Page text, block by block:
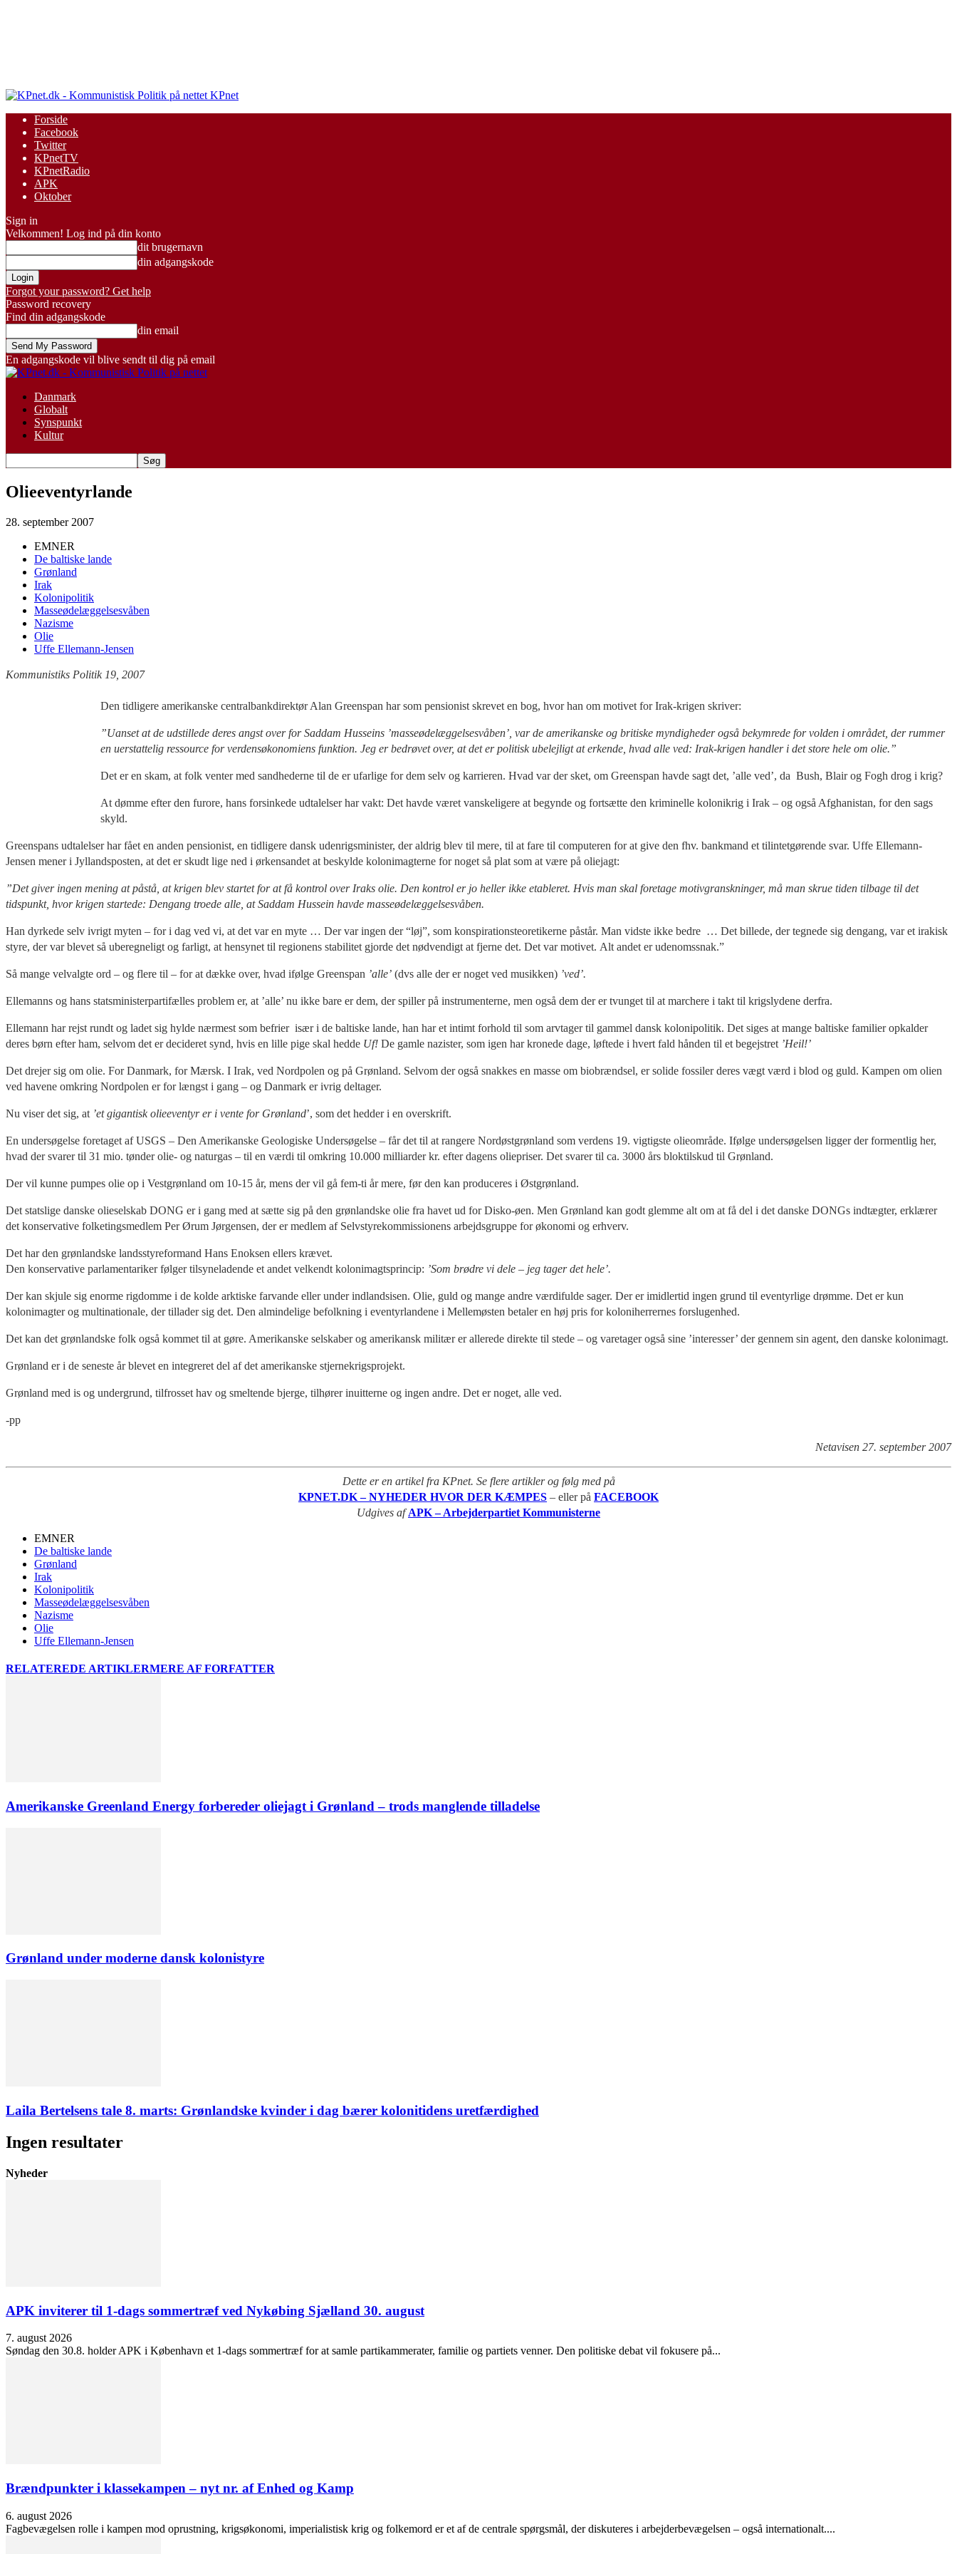
KPnet
Forside
Facebook
Twitter
KPnetTV
KPnetRadio
APK
Oktober
Sign in
Velkommen! Log ind på din konto
dit brugernavn
din adgangskode
Forgot your password? Get help
Password recovery
Find din adgangskode
din email
En adgangskode vil blive sendt til dig på email
Danmark
Globalt
Synspunkt
Kultur
Olieeventyrlande
28. september 2007
EMNER
De baltiske lande
Grønland
Irak
Kolonipolitik
Masseødelæggelsesvåben
Nazisme
Olie
Uffe Ellemann-Jensen
Kommunistiks Politik 19, 2007
Den tidligere amerikanske centralbankdirektør Alan Greenspan har som pensionist skrevet en bog, hvor han om motivet for Irak-krigen skriver:
”Uanset at de udstillede deres angst over for Saddam Husseins ’masseødelæggelsesvåben’, var de amerikanske og britiske myndigheder også bekymrede for volden i området, der rummer
en uerstattelig ressource for verdensøkonomiens funktion. Jeg er bedrøvet over, at det er politisk ubelejligt at erkende, hvad alle ved: Irak-krigen handler i det store hele om olie.”
Det er en skam, at folk venter med sandhederne til de er ufarlige for dem selv og karrieren. Hvad var der sket, om Greenspan havde sagt det, ’alle ved’, da Bush, Blair og Fogh drog i krig?
At dømme efter den furore, hans forsinkede udtalelser har vakt: Det havde været vanskeligere at begynde og fortsætte den kriminelle kolonikrig i Irak – og også Afghanistan, for den sags
skyld.
Greenspans udtalelser har fået en anden pensionist, en tidligere dansk udenrigsminister, der aldrig blev til mere, til at fare til computeren for at give den fhv. bankmand et tilintetgørende svar. Uffe Ellemann-
Jensen mener i Jyllandsposten, at det er skudt lige ned i ørkensandet at beskylde kolonimagterne for noget så plat som at være på oliejagt:
”Det giver ingen mening at påstå, at krigen blev startet for at få kontrol over Iraks olie. Den kontrol er jo heller ikke etableret. Hvis man skal foretage motivgranskninger, må man skrue tiden tilbage til det
tidspunkt, hvor krigen startede: Dengang troede alle, at Saddam Hussein havde masseødelæggelsesvåben.
Han dyrkede selv ivrigt myten – for i dag ved vi, at det var en myte … Der var ingen der “løj”, som konspirationsteoretikerne påstår. Man vidste ikke bedre … Det billede, der tegnede sig dengang, var et irakisk
styre, der var blevet så uberegneligt og farligt, at hensynet til regionens stabilitet gjorde det nødvendigt at fjerne det. Det var motivet. Alt andet er udenomssnak.”
Så mange velvalgte ord – og flere til – for at dække over, hvad ifølge Greenspan ’alle’ (dvs alle der er noget ved musikken) ’ved’.
Ellemanns og hans statsministerpartifælles problem er, at ’alle’ nu ikke bare er dem, der spiller på instrumenterne, men også dem der er tvunget til at marchere i takt til krigslydene derfra.
Ellemann har rejst rundt og ladet sig hylde nærmest som befrier især i de baltiske lande, han har et intimt forhold til som arvtager til gammel dansk kolonipolitik. Det siges at mange baltiske familier opkalder
deres børn efter ham, selvom det er decideret synd, hvis en lille pige skal hedde Uf! De gamle nazister, som igen har kronede dage, løftede i hvert fald hånden til et begejstret ’Heil!’
Det drejer sig om olie. For Danmark, for Mærsk. I Irak, ved Nordpolen og på Grønland. Selvom der også snakkes en masse om biobrændsel, er solide fossiler deres vægt værd i blod og guld. Kampen om olien
ved havene omkring Nordpolen er for længst i gang – og Danmark er ivrig deltager.
Nu viser det sig, at ’et gigantisk olieeventyr er i vente for Grønland’, som det hedder i en overskrift.
En undersøgelse foretaget af USGS – Den Amerikanske Geologiske Undersøgelse – får det til at rangere Nordøstgrønland som verdens 19. vigtigste olieområde. Ifølge undersøgelsen ligger der formentlig her,
hvad der svarer til 31 mio. tønder olie- og naturgas – til en værdi til omkring 10.000 milliarder kr. efter dagens oliepriser. Det svarer til ca. 3000 års bloktilskud til Grønland.
Der vil kunne pumpes olie op i Vestgrønland om 10-15 år, mens der vil gå fem-ti år mere, før den kan produceres i Østgrønland.
Det statslige danske olieselskab DONG er i gang med at sætte sig på den grønlandske olie fra havet ud for Disko-øen. Men Grønland kan godt glemme alt om at få del i det danske DONGs indtægter, erklærer
det konservative folketingsmedlem Per Ørum Jørgensen, der er medlem af Selvstyrekommissionens arbejdsgruppe for økonomi og erhverv.
Det har den grønlandske landsstyreformand Hans Enoksen ellers krævet.
Den konservative parlamentariker følger tilsyneladende et andet velkendt kolonimagtsprincip: ’Som brødre vi dele – jeg tager det hele’.
Der kan skjule sig enorme rigdomme i de kolde arktiske farvande eller under indlandsisen. Olie, guld og mange andre værdifulde sager. Der er imidlertid ingen grund til eventyrlige drømme. Det er kun
kolonimagter og multinationale, der tillader sig det. Den almindelige befolkning i eventyrlandene i Mellemøsten betaler en høj pris for koloniherrernes forslugenhed.
Det kan det grønlandske folk også kommet til at gøre. Amerikanske selskaber og amerikansk militær er allerede direkte til stede – og varetager også sine ’interesser’ der gennem sin agent, den danske kolonimagt.
Grønland er i de seneste år blevet en integreret del af det amerikanske stjernekrigsprojekt.
Grønland med is og undergrund, tilfrosset hav og smeltende bjerge, tilhører inuitterne og ingen andre. Det er noget, alle ved.
-pp
Netavisen 27. september 2007
Dette er en artikel fra KPnet. Se flere artikler og følg med på
KPNET.DK – NYHEDER HVOR DER KÆMPES – eller på FACEBOOK
Udgives afAPK – Arbejderpartiet Kommunisterne
EMNER
De baltiske lande
Grønland
Irak
Kolonipolitik
Masseødelæggelsesvåben
Nazisme
Olie
Uffe Ellemann-Jensen
RELATEREDE ARTIKLERMERE AF FORFATTER
Amerikanske Greenland Energy forbereder oliejagt i Grønland – trods manglende tilladelse
Grønland under moderne dansk kolonistyre
Laila Bertelsens tale 8. marts: Grønlandske kvinder i dag bærer kolonitidens uretfærdighed
Ingen resultater
Nyheder
APK inviterer til 1-dags sommertræf ved Nykøbing Sjælland 30. august
7. august 2026
Søndag den 30.8. holder APK i København et 1-dags sommertræf for at samle partikammerater, familie og partiets venner. Den politiske debat vil fokusere på...
Brændpunkter i klassekampen – nyt nr. af Enhed og Kamp
6. august 2026
Fagbevægelsen rolle i kampen mod oprustning, krigsøkonomi, imperialistisk krig og folkemord er et af de centrale spørgsmål, der diskuteres i arbejderbevægelsen – også internationalt....